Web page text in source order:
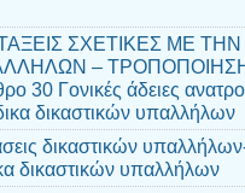
ΣΧΕΤΙΚΕΣ ΜΕ
–
Γονικές άδειες
δικαστικών υπαλλήλων
δικαστικών
δικαστικών υπαλλήλων